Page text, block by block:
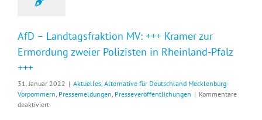
AfD – Landtagsfraktion MV: +++ Kramer zur
Ermordung zweier Polizisten in Rheinland-Pfalz
+++
31. Januar 2022 | Aktuelles, Alternative für Deutschland Mecklenburg-
Vorpommern, Pressemeldungen, Presseveröffentlichungen | Kommentare
deaktiviertfür